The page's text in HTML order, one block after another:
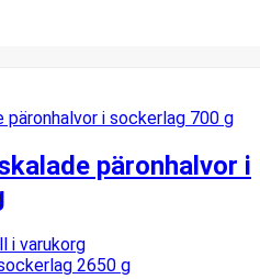
päronhalvor i
i varukorg